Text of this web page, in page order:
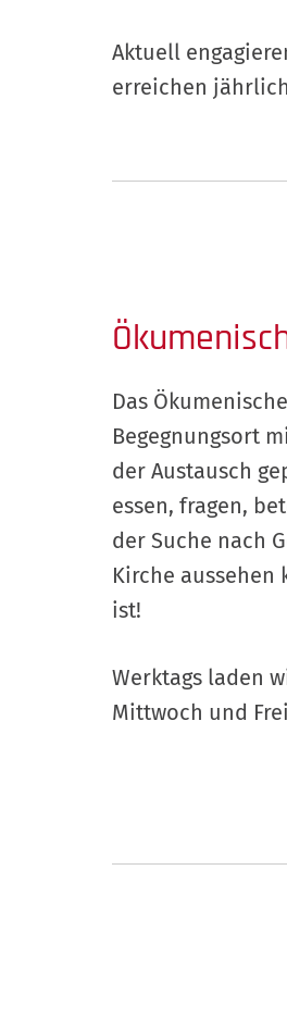
Aktuell
erreichen
Das
Begegnungsort
der Austausch
essen, fragen,
der Suche nach
Kirche
ist!
Werktags laden
Mittwoch und